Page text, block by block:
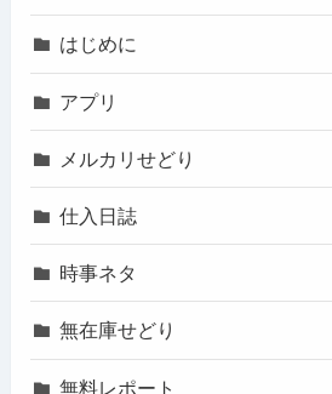
はじめに
アプリ
メルカリせどり
仕入日誌
時事ネタ
無在庫せどり
無料レポート